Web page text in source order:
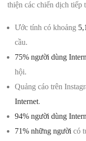
thiện các chiến dịch tiếp
Ước tính có khoảng
cầu.
75% người dùng
hội.
Quảng cáo trên
Internet.
94% người dùng
71% những người có